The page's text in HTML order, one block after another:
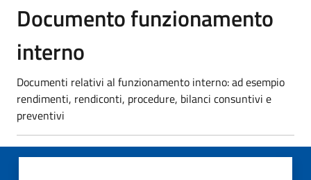
Documento funzionamento
interno
Documenti relativi al funzionamento interno: ad esempio
rendimenti, rendiconti, procedure, bilanci consuntivi e
preventivi